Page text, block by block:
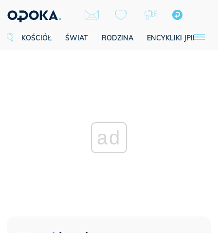
KOŚCIÓŁ ŚWIAT RODZINA ENCYKLIKI JPII
ad